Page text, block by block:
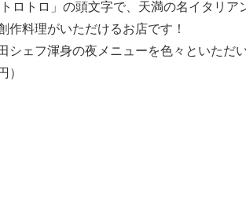
ロトロ」の頭文字で、天満の名イタリア
料理がいただけるお店です！
ェフ渾身の夜メニューを色々といただ
）